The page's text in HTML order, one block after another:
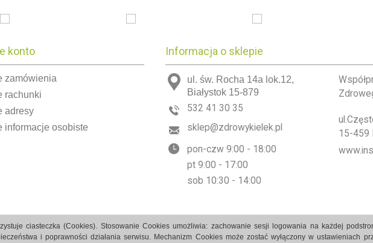
ciasteczka (Cookies). Stosowanie Cookies umożliwia: zachowanie sesji logowania na każdej
i poprawności działania serwisu. Mechanizm Cookies może zostać wyłączony w ustawieniach
konto
zamówienia
rachunki
adresy
informacje osobiste
Informacja o sklepie
ul. św. Rocha 14a lok.12,
Białystok 15-879
532 41 30 35
sklep@zdrowykielek.pl
pon-czw 9:00 - 18:00
pt 9:00 - 17:00
sob 10:30 - 14:00
15-459